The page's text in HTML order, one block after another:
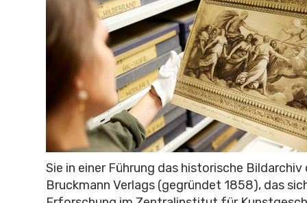
Sie in einer Führung das historische Bildarchiv
Bruckmann Verlags (gegründet 1858), das